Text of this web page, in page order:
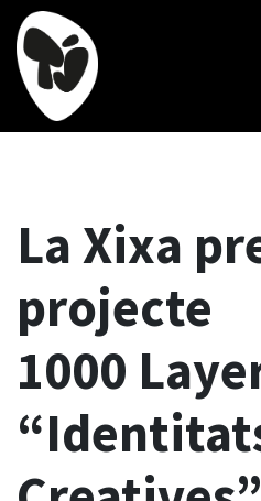
La Xixa
projecte
1000